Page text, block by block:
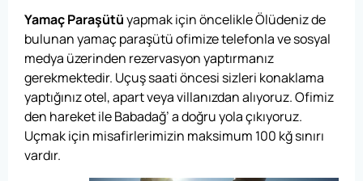
Yamaç Paraşütüyapmak için öncelikle Ölüdeniz de
bulunan yamaç paraşütü ofimize telefonla ve sosyal
medya üzerinden rezervasyon yaptırmanız
gerekmektedir. Uçuş saati öncesi sizleri konaklama
yaptığınız otel, apart veya villanızdan alıyoruz. Ofimiz
den hareket ile Babadağ’ a doğru yola çıkıyoruz.
Uçmak için misafirlerimizin maksimum 100 kğ sınırı
vardır.